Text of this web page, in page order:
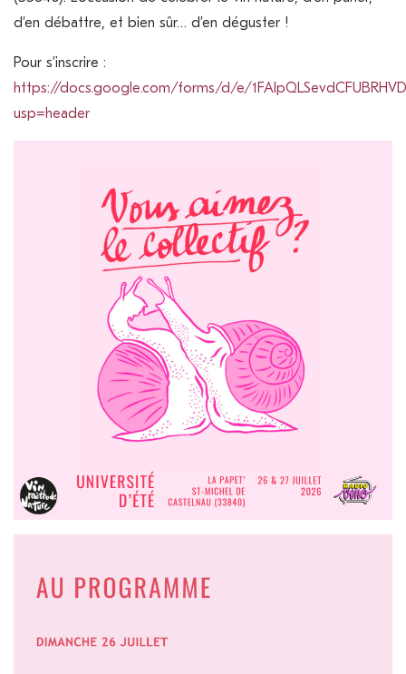
d’en débattre, et bien sûr… d’en déguster !
Pour s’inscrire :
https://docs.google.com/forms/d/e/
usp=header